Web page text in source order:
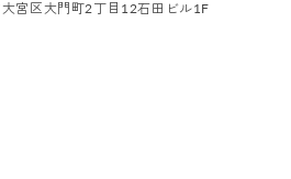
宮区大門町2丁目12石田ビル1F